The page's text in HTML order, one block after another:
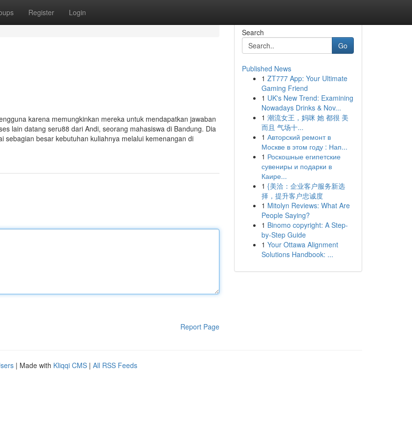
Register Login
karena memungkinkan mereka untuk mendapatkan jawaban
lain datang seru88 dari Andi, seorang mahasiswa di Bandung. Dia
besar kebutuhan kuliahnya melalui kemenangan di
Report Page
Search
Go
Published News
1 ZT777 App: Your Ultimate
Gaming Friend
1 UK's New Trend: Examining
Nowadays Drinks & Nov...
1 潮流女王，妈咪 她 都很 美
而且 气场十...
1 Авторский ремонт в
Москве в этом году : Нап...
1 Роскошные египетские
сувениры и подарки в
Каире...
1 {美洽：企业客户服务新选
择，提升客户忠诚度
1 Mitolyn Reviews: What Are
People Saying?
1 Binomo copyright: A Step-
by-Step Guide
1 Your Ottawa Alignment
Solutions Handbook: ...
| Made with Kliqqi CMS | All RSS Feeds